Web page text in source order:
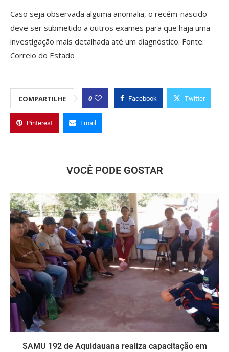
Caso seja observada alguma anomalia, o recém-nascido
deve ser submetido a outros exames para que haja uma
investigação mais detalhada até um diagnóstico. Fonte:
Correio do Estado
COMPARTILHE 0 Facebook Twitter
Pinterest Email
VOCÊ PODE GOSTAR
SAMU 192 de Aquidauana realiza capacitação em